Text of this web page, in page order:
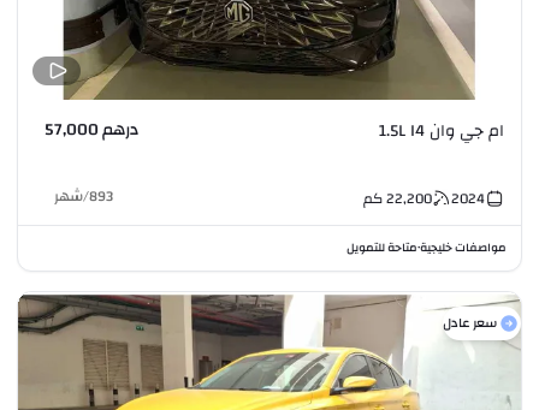
ام جي وان 1.5L I4 درهم 57,000
2024
22,200كم 893
/شهر
مواصفات خليجية•متاحة للتمويل
سعر عادل